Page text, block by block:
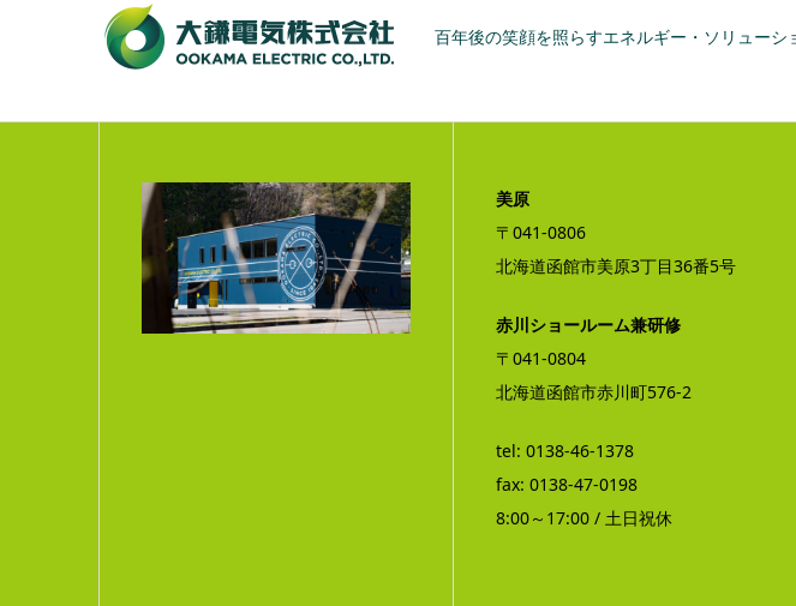
百年後の笑顔を照らすエネルギー・ソリューシ
美原
〒041-0806
北海道函館市美原3丁目36番5号
赤川ショールーム兼研修
〒041-0804
北海道函館市赤川町576-2
tel: 0138-46-1378
fax: 0138-47-0198
8:00～17:00 / 土日祝休